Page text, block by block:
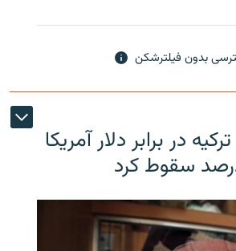
بدون فیلترشکن
در برابر دلار آمریکا